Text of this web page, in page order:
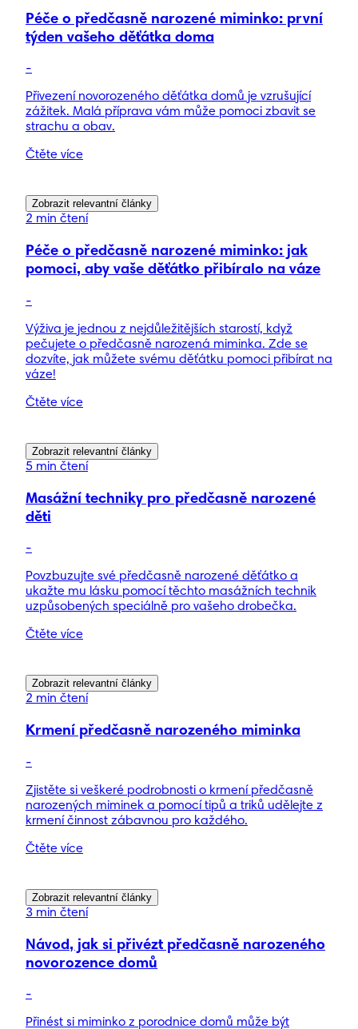
Péče o předčasně narozené miminko: první
týden vašeho děťátka doma
-
Přivezení novorozeného děťátka domů je vzrušující
zážitek. Malá příprava vám může pomoci zbavit se
strachu a obav.
Čtěte více
Zobrazit relevantní články
2 min čtení
Péče o předčasně narozené miminko: jak
pomoci, aby vaše děťátko přibíralo na váze
-
Výživa je jednou z nejdůležitějších starostí, když
pečujete o předčasně narozená miminka. Zde se
dozvíte, jak můžete svému děťátku pomoci přibírat na
váze!
Čtěte více
Zobrazit relevantní články
5 min čtení
Masážní techniky pro předčasně narozené
děti
-
Povzbuzujte své předčasně narozené děťátko a
ukažte mu lásku pomocí těchto masážních technik
uzpůsobených speciálně pro vašeho drobečka.
Čtěte více
Zobrazit relevantní články
2 min čtení
Krmení předčasně narozeného miminka
-
Zjistěte si veškeré podrobnosti o krmení předčasně
narozených miminek a pomocí tipů a triků udělejte z
krmení činnost zábavnou pro každého.
Čtěte více
Zobrazit relevantní články
3 min čtení
Návod, jak si přivézt předčasně narozeného
novorozence domů
-
Přinést si miminko z porodnice domů může být